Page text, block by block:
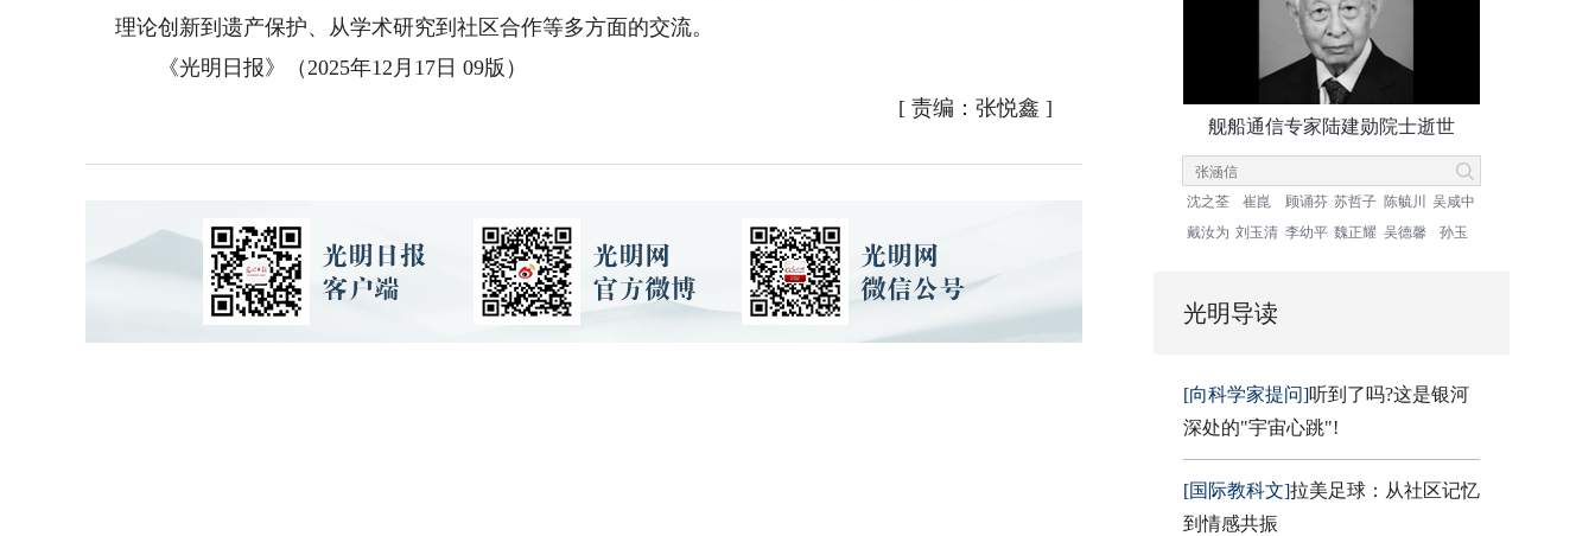
理论创新到遗产保护、从学术研究到社区合作等多方面的交流。
《光明日报》（2025年12月17日 09版）
[ 责编：张悦鑫 ]
舰船通信专家陆建勋院士逝世
沈之荃 崔崑 顾诵芬 苏哲子 陈毓川
吴咸中
戴汝为 刘玉清 李幼平 魏正耀 吴德馨 孙玉
光明导读
[向科学家提问]听到了吗?这是银河
深处的"宇宙心跳"!
[国际教科文]拉美足球：从社区记忆
到情感共振